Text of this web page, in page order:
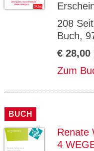
208
Buch,
€ 28,00
Zum
BUCH
Renate
4